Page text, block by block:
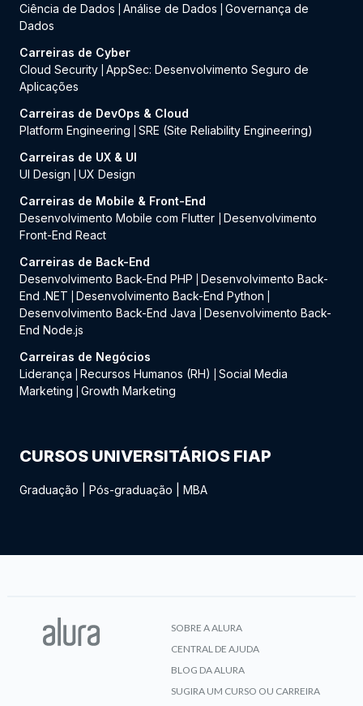
Ciência de Dados
Análise de Dados
Governança de
Dados
Carreiras de Cyber
Cloud Security AppSec: Desenvolvimento Seguro de
Aplicações
Carreiras de DevOps & Cloud
Platform Engineering
SRE (Site Reliability Engineering)
Carreiras de UX & UI
UI Design
UX Design
Carreiras de Mobile & Front-End
Desenvolvimento Mobile com Flutter
Desenvolvimento
Front-End React
Carreiras de Back-End
Desenvolvimento Back-End PHP
Desenvolvimento Back-
End .NET
Desenvolvimento Back-End Python
Desenvolvimento Back-End Java
Desenvolvimento Back-
End Node.js
Carreiras de Negócios
Liderança
Recursos Humanos (RH)
Social Media
Marketing
Growth Marketing
CURSOS UNIVERSITÁRIOS FIAP
Graduação Pós-graduação MBA
SOBRE A ALURA
CENTRAL DE AJUDA
BLOG DA ALURA
SUGIRA UM CURSO OU CARREIRA